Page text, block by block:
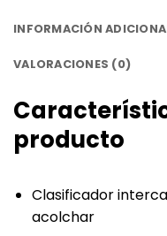
INFORMACIÓN
VALORACIONES (0)
producto
Clasificador
acolchar